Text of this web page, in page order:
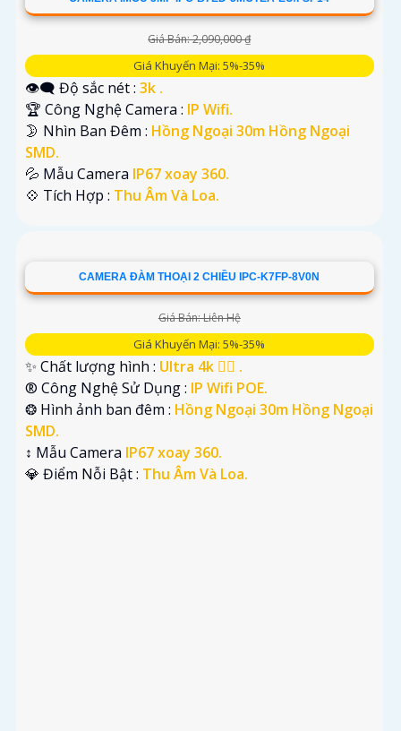
Giá Bán: 2,090,000 ₫
Giá Khuyến Mại: 5%-35%
👁️‍🗨 Độ sắc nét : 3k .
🏆 Công Nghệ Camera : IP Wifi.
🌛 Nhìn Ban Đêm : Hồng Ngoại 30m Hồng Ngoại
SMD.
💦 Mẫu Camera IP67 xoay 360.
️💠 Tích Hợp : Thu Âm Và Loa.
CAMERA ĐÀM THOẠI 2 CHIỀU IPC-K7FP-8V0N
Giá Bán: Liên Hệ
Giá Khuyến Mại: 5%-35%
✨ Chất lượng hình : Ultra 4k 👍🏾 .
®️ Công Nghệ Sử Dụng : IP Wifi POE.
❂ Hình ảnh ban đêm : Hồng Ngoại 30m Hồng Ngoại
SMD.
↕️ Mẫu Camera IP67 xoay 360.
️💎 Điểm Nỗi Bật : Thu Âm Và Loa.